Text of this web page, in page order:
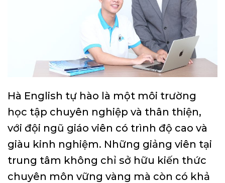
Hà English tự hào là một môi trường
học tập chuyên nghiệp và thân thiện,
với đội ngũ giáo viên có trình độ cao và
giàu kinh nghiệm. Những giảng viên tại
trung tâm không chỉ sở hữu kiến thức
chuyên môn vững vàng mà còn có khả